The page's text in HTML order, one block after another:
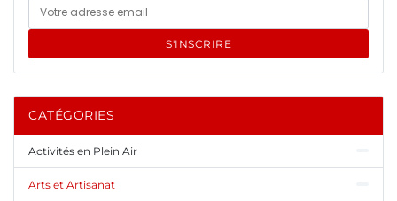
S'INSCRIRE
CATÉGORIES
Activités en Plein Air
Arts et Artisanat